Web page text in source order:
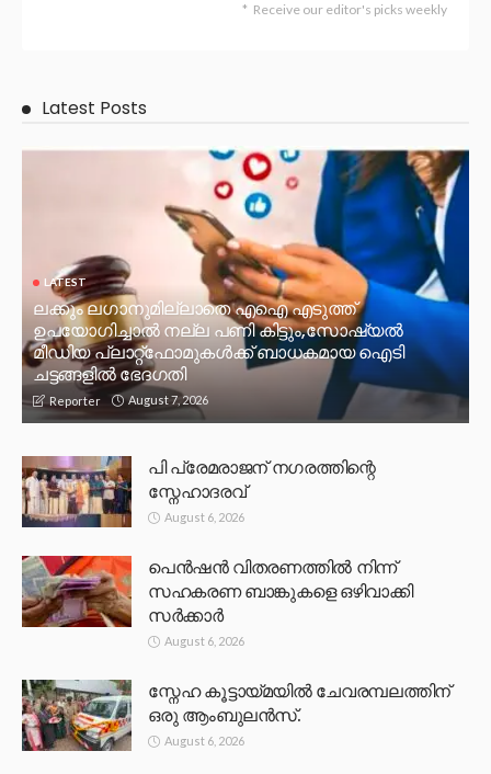
Receive our editor's picks weekly
Latest Posts
LATEST
ലക്കും ലഗാനുമില്ലാതെ എഐ എടുത്ത്
ഉപയോഗിച്ചാല്‍ നല്ല പണി കിട്ടും,സോഷ്യല്‍
മീഡിയ പ്ലാറ്റ്‌ഫോമുകള്‍ക്ക് ബാധകമായ ഐടി
ചട്ടങ്ങളില്‍ ഭേദഗതി
Reporter August 7, 2026
പി പ്രേമരാജന് നഗരത്തിന്റെ
സ്നേഹാദരവ്
August 6, 2026
പെൻഷൻ വിതരണത്തിൽ നിന്ന്
സഹകരണ ബാങ്കുകളെ ഒഴിവാക്കി
സർക്കാർ
August 6, 2026
സ്നേഹ കൂട്ടായ്മയിൽ ചേവരമ്പലത്തിന്
ഒരു ആംബുലൻസ്.
August 6, 2026